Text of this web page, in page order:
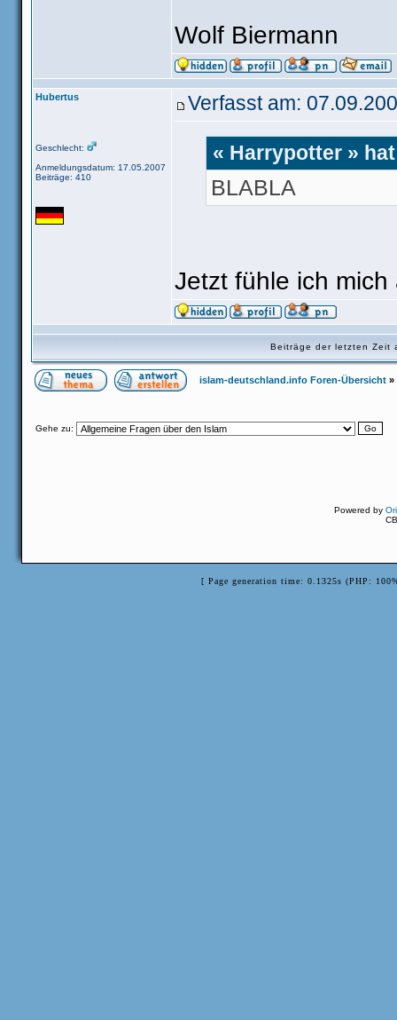
Wolf Biermann
Hubertus
Geschlecht:
Anmeldungsdatum: 17.05.2007
Beiträge: 410
Verfasst am:
« Harrypotter »
BLABLA
Jetzt fühle ich
Beiträge der letzten
islam-deutschland.info Foren-Übersicht »
Gehe zu:
Powered by
[ Page generation time: 0.1325s (PHP: